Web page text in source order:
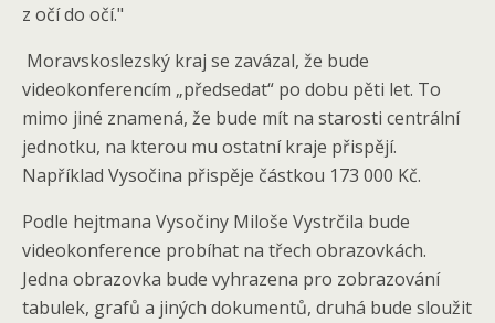
z očí do očí."
Moravskoslezský kraj se zavázal, že bude
videokonferencím „předsedat“ po dobu pěti let. To
mimo jiné znamená, že bude mít na starosti centrální
jednotku, na kterou mu ostatní kraje přispějí.
Například Vysočina přispěje částkou 173 000 Kč.
Podle hejtmana Vysočiny Miloše Vystrčila bude
videokonference probíhat na třech obrazovkách.
Jedna obrazovka bude vyhrazena pro zobrazování
tabulek, grafů a jiných dokumentů, druhá bude sloužit